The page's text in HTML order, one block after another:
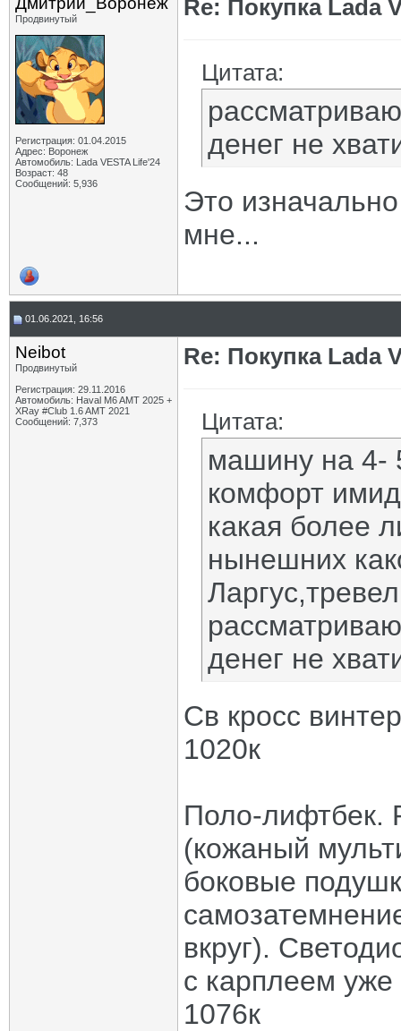
Продвинутый
Регистрация: 01.04.2015
Адрес: Воронеж
Автомобиль: Lada VESTA Life'24
Возраст: 48
Сообщений: 5,936
Re: Покупка Lada
Цитата:
денег не
Это
мне...
01.06.2021, 16:56
Neibot
Продвинутый
Регистрация: 29.11.2016
Автомобиль: Haval M6 AMT 2025 +
XRay #Club 1.6 AMT 2021
Сообщений: 7,373
Re: Покупка Lada
Цитата:
машину на 4-
комфорт
какая более
нынешних
денег не
Св кросс
1020к
Поло-лифтбек.
(кожаный
боковые
вкруг).
с карплеем уже
1076к